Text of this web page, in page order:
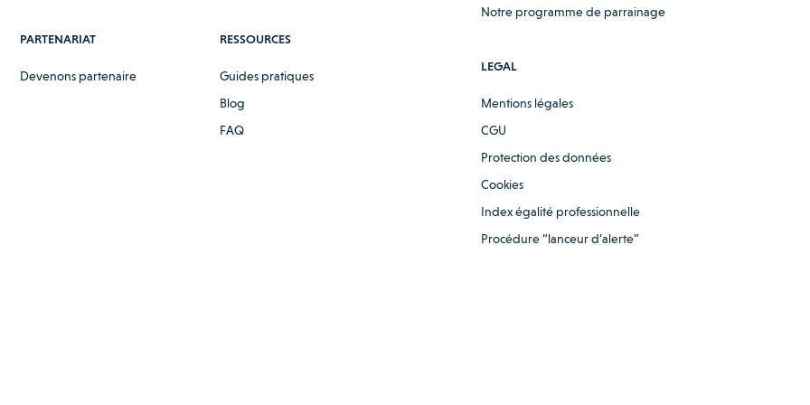
PARTENARIAT
Devenons partenaire
RESSOURCES
Guides pratiques
Blog
FAQ
Notre programme de parrainage
LEGAL
Mentions légales
CGU
Protection des données
Cookies
Index égalité professionnelle
Procédure “lanceur d’alerte”